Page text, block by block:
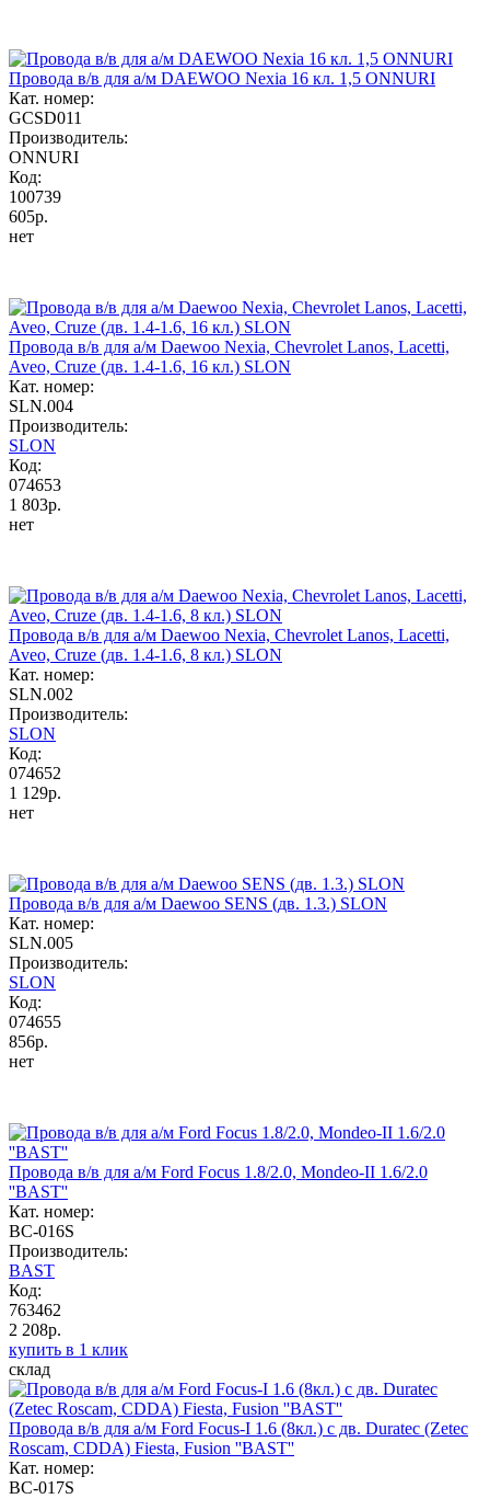
Провода в/в для а/м DAEWOO Nexia 16 кл. 1,5 ONNURI
Кат. номер:
GCSD011
Производитель:
ONNURI
Код:
100739
605р.
нет
Провода в/в для а/м Daewoo Nexia, Chevrolet Lanos, Lacetti,
Aveo, Cruze (дв. 1.4-1.6, 16 кл.) SLON
Кат. номер:
SLN.004
Производитель:
SLON
Код:
074653
1 803р.
нет
Провода в/в для а/м Daewoo Nexia, Chevrolet Lanos, Lacetti,
Aveo, Cruze (дв. 1.4-1.6, 8 кл.) SLON
Кат. номер:
SLN.002
Производитель:
SLON
Код:
074652
1 129р.
нет
Провода в/в для а/м Daewoo SENS (дв. 1.3.) SLON
Кат. номер:
SLN.005
Производитель:
SLON
Код:
074655
856р.
нет
Провода в/в для а/м Ford Focus 1.8/2.0, Mondeo-II 1.6/2.0
''BAST''
Кат. номер:
BC-016S
Производитель:
BAST
Код:
763462
2 208р.
купить в 1 клик
склад
Провода в/в для а/м Ford Focus-I 1.6 (8кл.) с дв. Duratec (Zetec
Roscam, CDDA) Fiesta, Fusion ''BAST''
Кат. номер:
BC-017S